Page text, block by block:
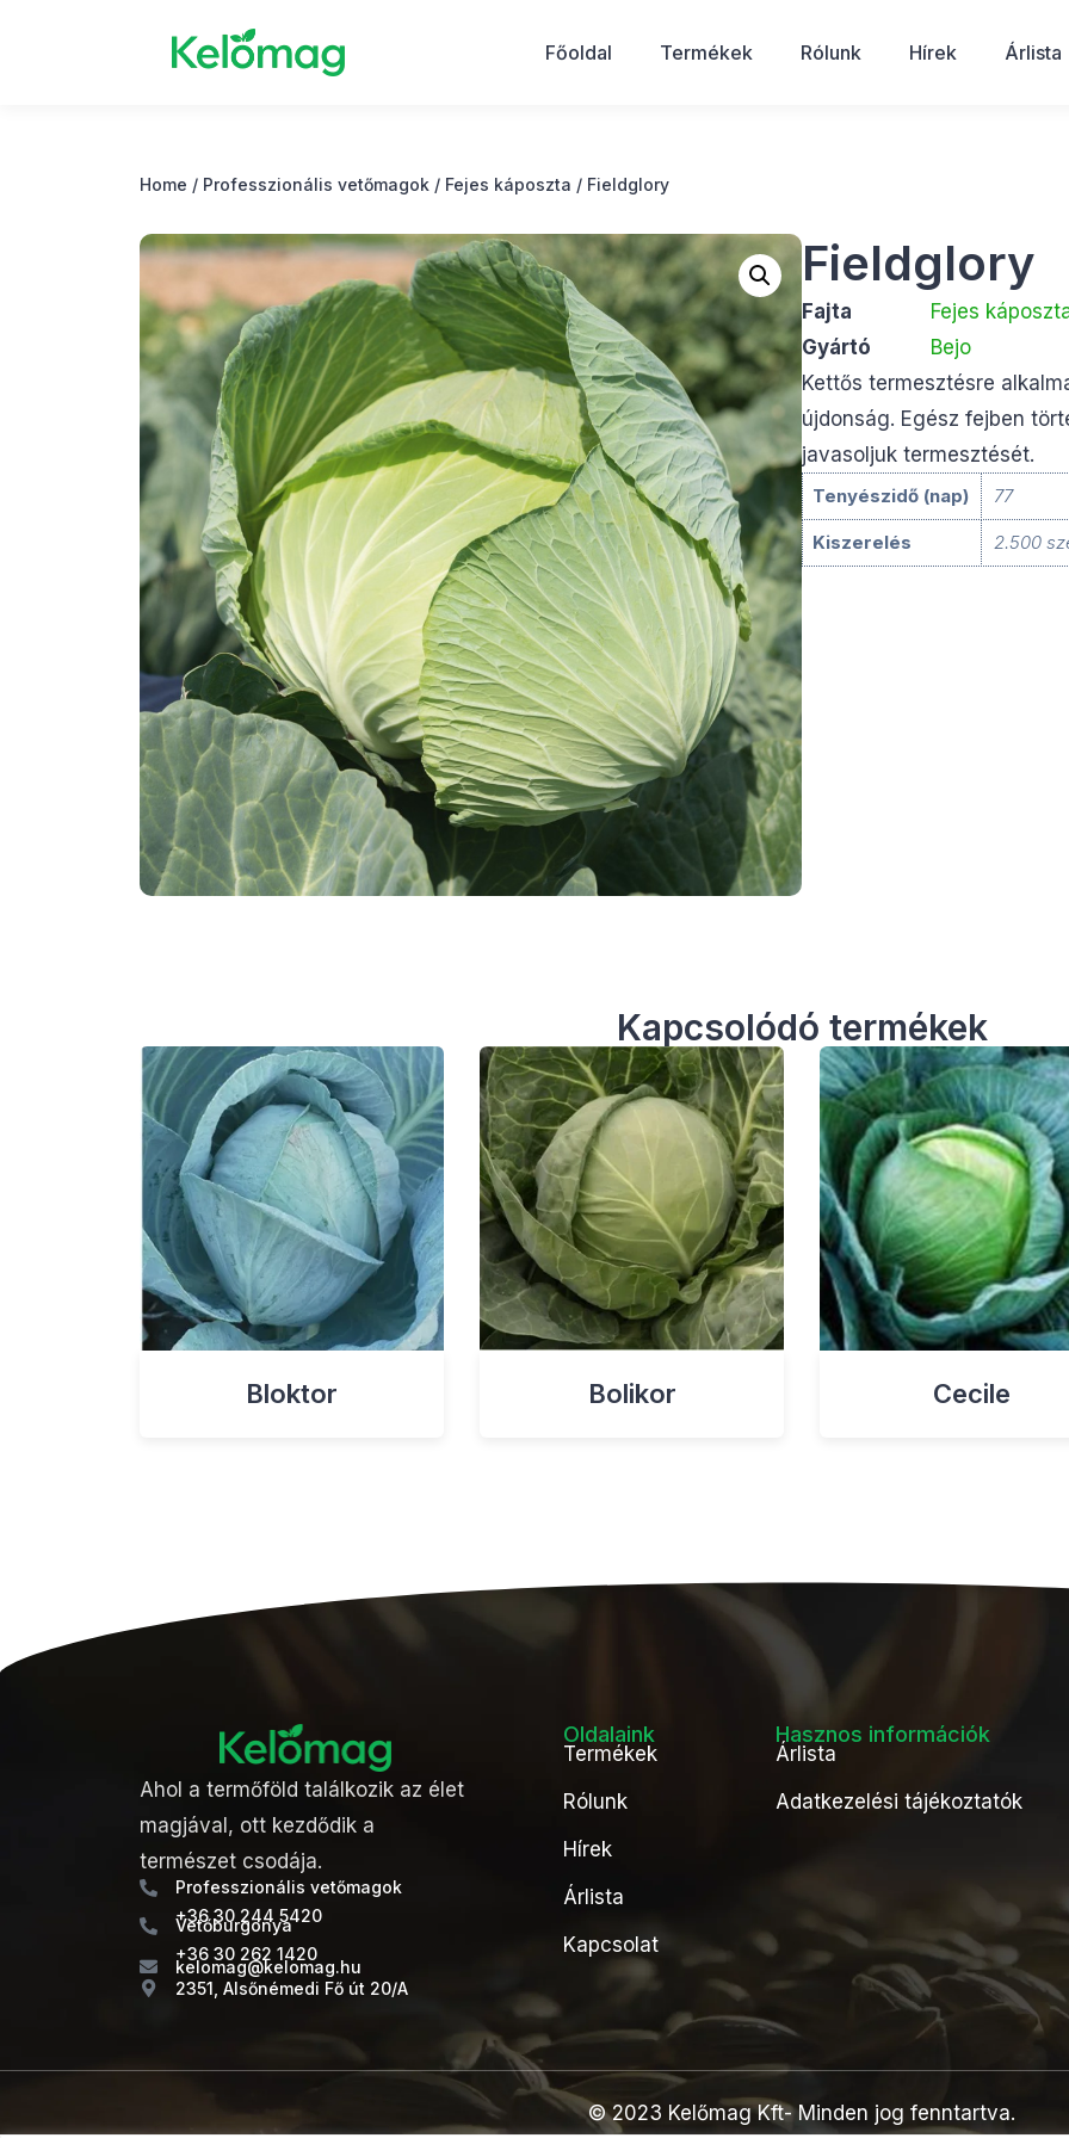
Főoldal Termékek Rólunk Hírek Árlista
Home / Professzionális vetőmagok / Fejes káposzta / Fieldglory
Fieldglory
Fajta
Fejes
Gyártó
Bejo
Kettős termesztésre
újdonság. Egész fejben
javasoljuk termesztését.
Tenyészidő (nap) 77
Kiszerelés 2.500
Kapcsolódó termékek
Bloktor Bolikor Cecile
Ahol a termőföld találkozik az élet
magjával, ott kezdődik a
természet csodája.
Professzionális vetőmagok
+36 30 244 5420
Vetőburgonya
+36 30 262 1420
kelomag@kelomag.hu
2351, Alsőnémedi Fő út 20/A
Oldalaink
Termékek
Rólunk
Hírek
Árlista
Kapcsolat
Hasznos információk
Árlista
Adatkezelési tájékoztatók
© 2023 Kelőmag Kft- Minden jog fenntartva.